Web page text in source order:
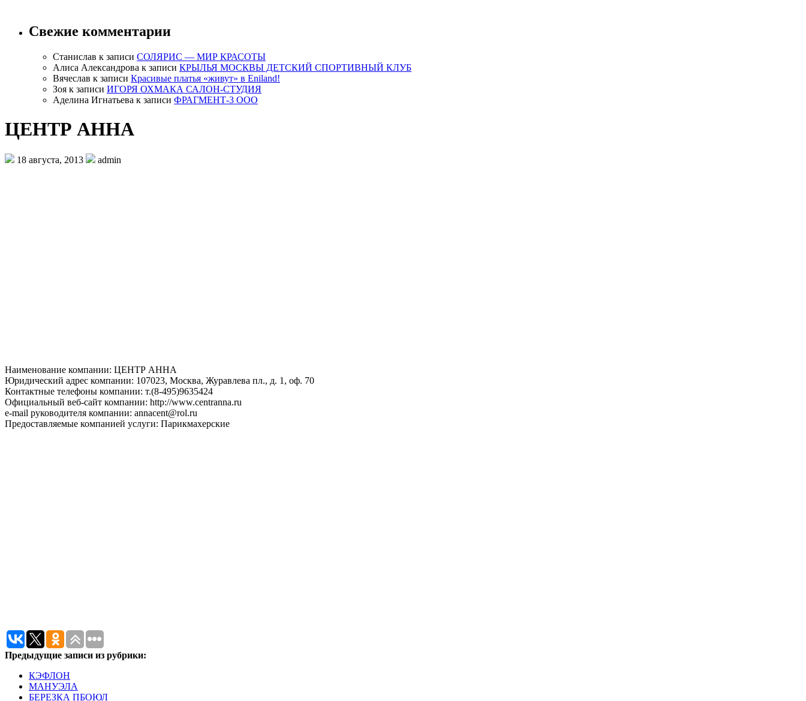
Свежие комментарии
Станислав к записи СОЛЯРИС — МИР КРАСОТЫ
Алиса Александрова к записи КРЫЛЬЯ МОСКВЫ ДЕТСКИЙ СПОРТИВНЫЙ КЛУБ
Вячеслав к записи Красивые платья «живут» в Eniland!
Зоя к записи ИГОРЯ ОХМАКА САЛОН-СТУДИЯ
Аделина Игнатьева к записи ФРАГМЕНТ-3 ООО
ЦЕНТР АННА
18 августа, 2013 admin
Наименование компании: ЦЕНТР АННА
Юридический адрес компании: 107023, Москва, Журавлева пл., д. 1, оф. 70
Контактные телефоны компании: т.(8-495)9635424
Официальный веб-сайт компании: http://www.centranna.ru
e-mail руководителя компании: annacent@rol.ru
Предоставляемые компанией услуги: Парикмахерские
Предыдущие записи из рубрики:
КЭФЛОН
МАНУЭЛА
БЕРЕЗКА ПБОЮЛ